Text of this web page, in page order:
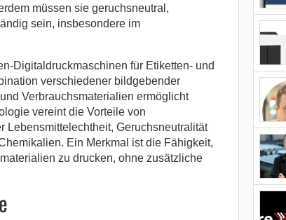
müssen sie geruchsneutral,
sein, insbesondere im
Digitaldruckmaschinen für Etiketten- und
verschiedener bildgebender
Verbrauchsmaterialien ermöglicht
vereint die Vorteile von
Lebensmittelechtheit, Geruchsneutralität
Ein Merkmal ist die Fähigkeit,
zu drucken, ohne zusätzliche